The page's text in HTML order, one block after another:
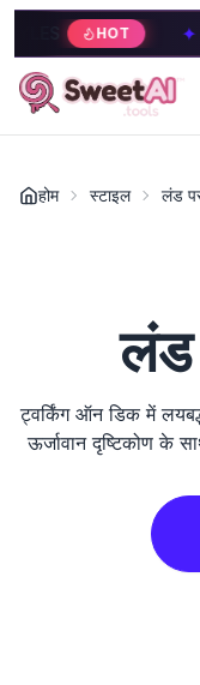
HOT ✦
होम स्टाइल लंड
लंड
ट्वर्किंग ऑन डिक में
ऊर्जावान दृष्टिकोण के